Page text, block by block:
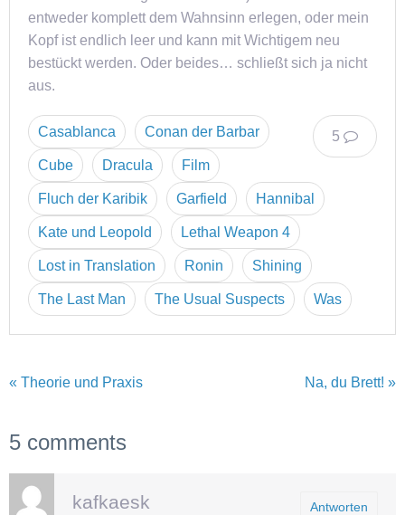
entweder komplett dem Wahnsinn erlegen, oder mein
Kopf ist endlich leer und kann mit Wichtigem neu
bestückt werden. Oder beides… schließt sich ja nicht
aus.
5
Casablanca Conan der Barbar
Cube Dracula Film
Fluch der Karibik Garfield Hannibal
Kate und Leopold Lethal Weapon 4
Lost in Translation Ronin Shining
The Last Man The Usual Suspects Was
« Theorie und Praxis Na, du Brett! »
5 comments
Antworten
kafkaesk